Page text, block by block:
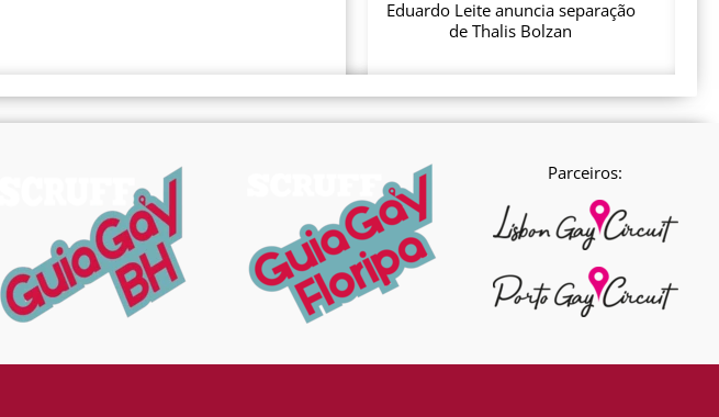
Eduardo Leite anuncia separação
de Thalis Bolzan
Parceiros: